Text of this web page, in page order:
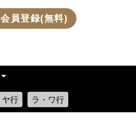
会員登録(無料)
ヤ行 ラ・ワ行